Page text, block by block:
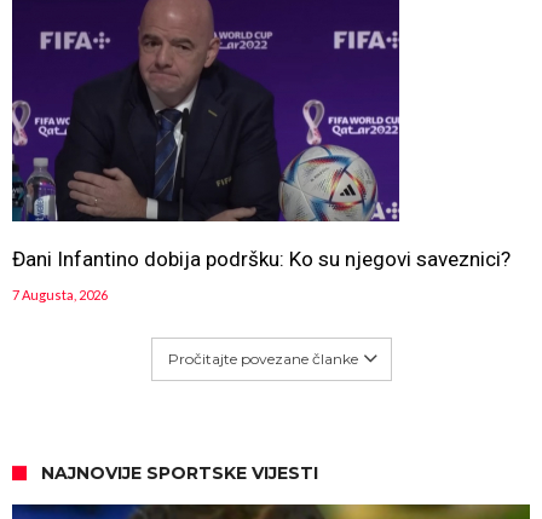
Đani Infantino dobija podršku: Ko su njegovi saveznici?
7 Augusta, 2026
Pročitajte povezane članke
NAJNOVIJE SPORTSKE VIJESTI